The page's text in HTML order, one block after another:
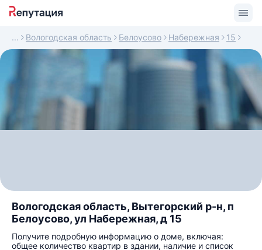
Вологодская область Белоусово Набережная 15
Вологодская область, Вытегорский р-н, п
Белоусово, ул Набережная, д 15
Получите подробную информацию о доме, включая:
общее количество квартир в здании, наличие и список